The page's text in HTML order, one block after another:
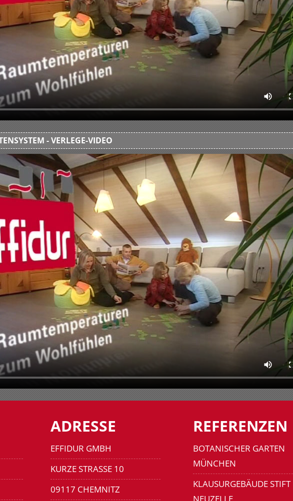
- VERLEGE-VIDEO
ADRESSE
EFFIDUR GMBH
KURZE STRASSE 10
09117 CHEMNITZ
REFERENZEN
BOTANISCHER GARTEN
MÜNCHEN
KLAUSURGEBÄUDE STIFT